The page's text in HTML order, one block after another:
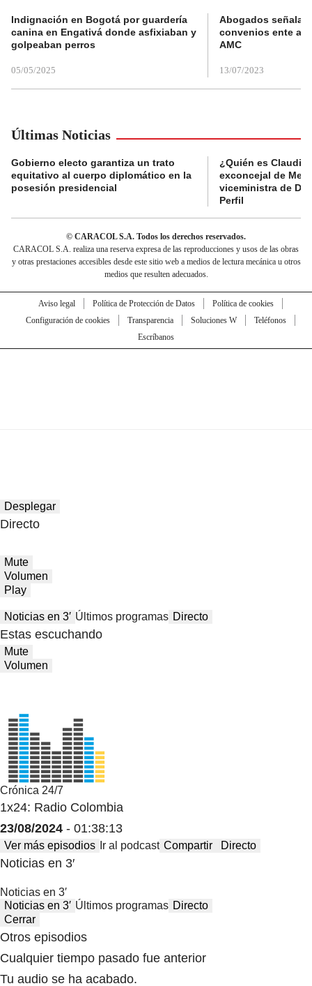
Indignación en Bogotá por guardería
canina en Engativá donde asfixiaban y
golpeaban perros
05/05/2025
Abogados
convenios ente
AMC
13/07/2023
Últimas Noticias
Gobierno electo garantiza un trato
equitativo al cuerpo diplomático en la
posesión presidencial
¿Quién es Claudia
exconcejal de
viceministra de
Perfil
© CARACOL S.A. Todos los derechos reservados.
CARACOL S.A. realiza una reserva expresa de las reproducciones y usos de las obras
y otras prestaciones accesibles desde este sitio web a medios de lectura mecánica u otros
medios que resulten adecuados.
Aviso legal Política de Protección de Datos
Política de cookies
Configuración de cookies
Transparencia Soluciones W
Teléfonos
Escríbanos
Desplegar
Directo
Mute
Volumen
Play
Noticias en 3′ Últimos programas Directo
Estas escuchando
Mute
Volumen
Crónica 24/7
1x24: Radio Colombia
23/08/2024 - 01:38:13
Ver más episodios Ir al podcast Compartir Directo
Noticias en 3′
Noticias en 3′
Noticias en 3′ Últimos programas Directo
Cerrar
Otros episodios
Cualquier tiempo pasado fue anterior
Tu audio se ha acabado.